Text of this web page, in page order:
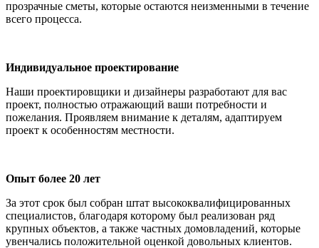
прозрачные сметы, которые остаются неизменными в течение
всего процесса.
Индивидуальное проектирование
Наши проектировщики и дизайнеры разработают для вас
проект, полностью отражающий ваши потребности и
пожелания. Проявляем внимание к деталям, адаптируем
проект к особенностям местности.
Опыт более 20 лет
За этот срок был собран штат высококвалифицированных
специалистов, благодаря которому был реализован ряд
крупных объектов, а также частных домовладений, которые
увенчались положительной оценкой довольных клиентов.